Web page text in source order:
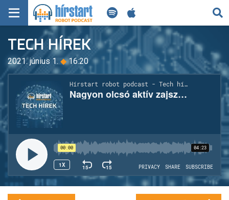
KERESÉS
KEZDŐLAP
FRISS HÍREK
TECH HÍREK
FILM-ZENE-SZÓRAKOZÁS
PLAYLIST
MI AZ A ROBOT PODCAST?
TECH HÍREK
2021. június 1. ◆16:20